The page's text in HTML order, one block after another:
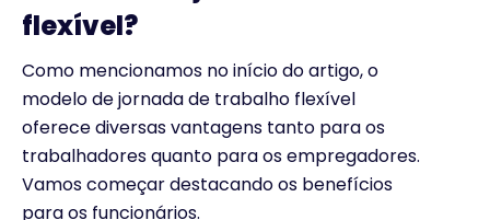
flexível?
Como mencionamos no início do artigo, o
modelo de jornada de trabalho flexível
oferece diversas vantagens tanto para os
trabalhadores quanto para os empregadores.
Vamos começar destacando os benefícios
para os funcionários.